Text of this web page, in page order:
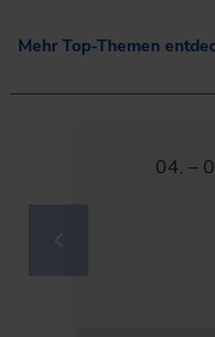
Mehr Top-Themen
04. –